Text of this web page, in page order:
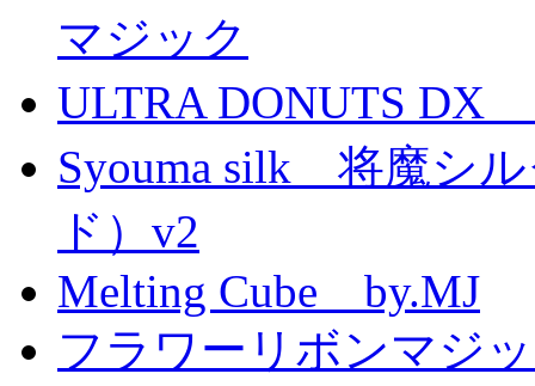
マジック
ULTRA DONUTS DX
Syouma silk 将魔シ
ド）v2
Melting Cube by.MJ
フラワーリボンマジ